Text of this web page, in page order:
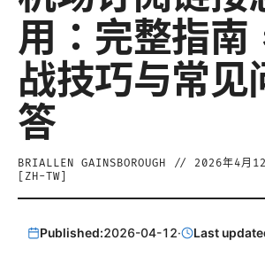
用：完整指南
战技巧与常见
答
BRIALLEN GAINSBOROUGH // 2026年4月
ZH-TW
Published:2026-04-12· Last